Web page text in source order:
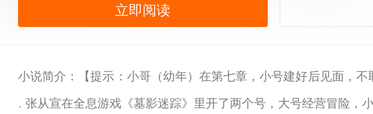
立即阅读
小说简介：【提示：小哥（幼年）在第七章，小号建好后见面，
. 张从宣在全息游戏《墓影迷踪》里开了两个号，大号经营冒险